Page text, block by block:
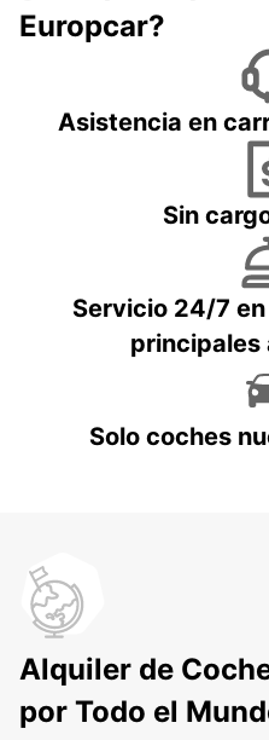
Europcar?
Asistencia en
Sin
Servicio 24/7
principales
Solo coches
Alquiler de
por Todo el